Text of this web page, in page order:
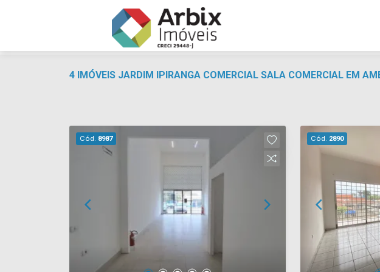
4 IMÓVEIS JARDIM IPIRANGA COMERCIAL SALA COMERCIAL EM
Cód. 8987 Cód. 2890